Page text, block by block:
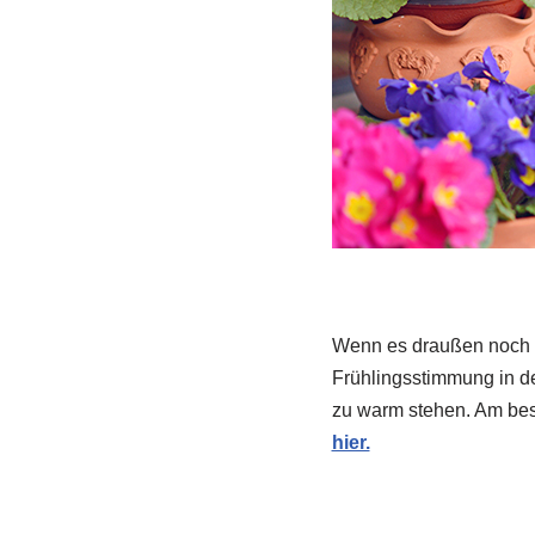
Wenn es draußen
Frühlingsstimmung in
zu warm stehen. Am
hier.